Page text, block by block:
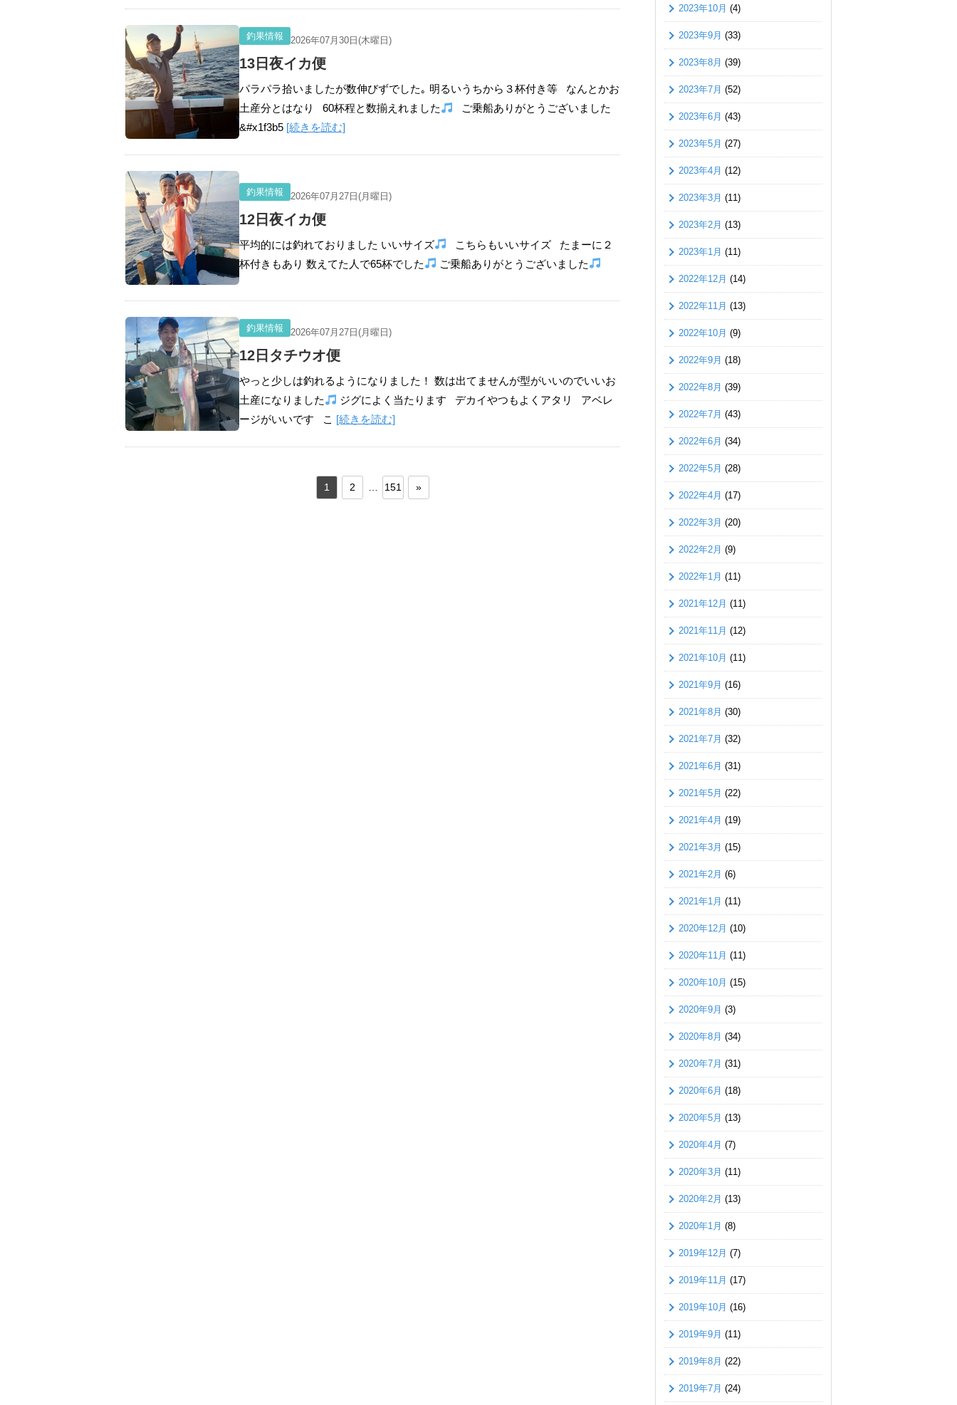
釣果情報 2026年07月30日(木曜日)
13日夜イカ便
パラパラ拾いましたが数伸びずでした｡ 明るいうちから３杯付き等 なんとかお
土産分とはなり 60杯程と数揃えれました
ご乗船ありがとうございました
&#x1f3b5 [続きを読む]
釣果情報 2026年07月27日(月曜日)
12日夜イカ便
平均的には釣れておりました いいサイズ
こちらもいいサイズ たまーに２
杯付きもあり 数えてた人で65杯でした
ご乗船ありがとうございました
釣果情報 2026年07月27日(月曜日)
12日タチウオ便
やっと少しは釣れるようになりました！ 数は出てませんが型がいいのでいいお
土産になりました
ジグによく当たります デカイやつもよくアタリ アベレ
ージがいいです こ [続きを読む]
1 2 … 151 »
2023年10月 (4)
2023年9月 (33)
2023年8月 (39)
2023年7月 (52)
2023年6月 (43)
2023年5月 (27)
2023年4月 (12)
2023年3月 (11)
2023年2月 (13)
2023年1月 (11)
2022年12月 (14)
2022年11月 (13)
2022年10月 (9)
2022年9月 (18)
2022年8月 (39)
2022年7月 (43)
2022年6月 (34)
2022年5月 (28)
2022年4月 (17)
2022年3月 (20)
2022年2月 (9)
2022年1月 (11)
2021年12月 (11)
2021年11月 (12)
2021年10月 (11)
2021年9月 (16)
2021年8月 (30)
2021年7月 (32)
2021年6月 (31)
2021年5月 (22)
2021年4月 (19)
2021年3月 (15)
2021年2月 (6)
2021年1月 (11)
2020年12月 (10)
2020年11月 (11)
2020年10月 (15)
2020年9月 (3)
2020年8月 (34)
2020年7月 (31)
2020年6月 (18)
2020年5月 (13)
2020年4月 (7)
2020年3月 (11)
2020年2月 (13)
2020年1月 (8)
2019年12月 (7)
2019年11月 (17)
2019年10月 (16)
2019年9月 (11)
2019年8月 (22)
2019年7月 (24)